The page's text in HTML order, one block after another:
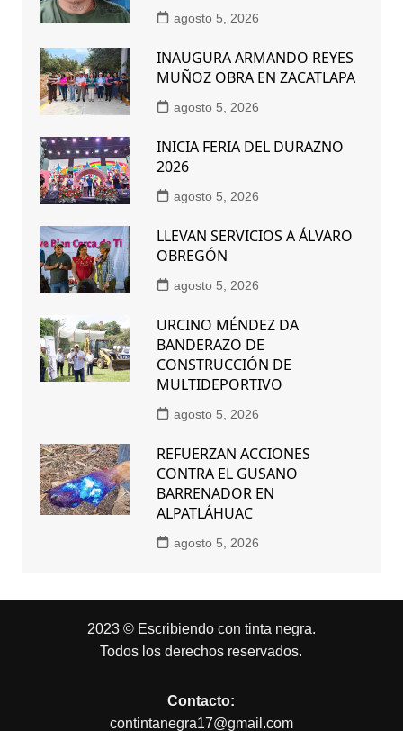
agosto 5, 2026
INAUGURA ARMANDO REYES
MUÑOZ OBRA EN ZACATLAPA
agosto 5, 2026
INICIA FERIA DEL DURAZNO
2026
agosto 5, 2026
LLEVAN SERVICIOS A ÁLVARO
OBREGÓN
agosto 5, 2026
URCINO MÉNDEZ DA
BANDERAZO DE
CONSTRUCCIÓN DE
MULTIDEPORTIVO
agosto 5, 2026
REFUERZAN ACCIONES
CONTRA EL GUSANO
BARRENADOR EN
ALPATLÁHUAC
agosto 5, 2026
2023 © Escribiendo con tinta negra.
Todos los derechos reservados.
Contacto:
contintanegra17@gmail.com